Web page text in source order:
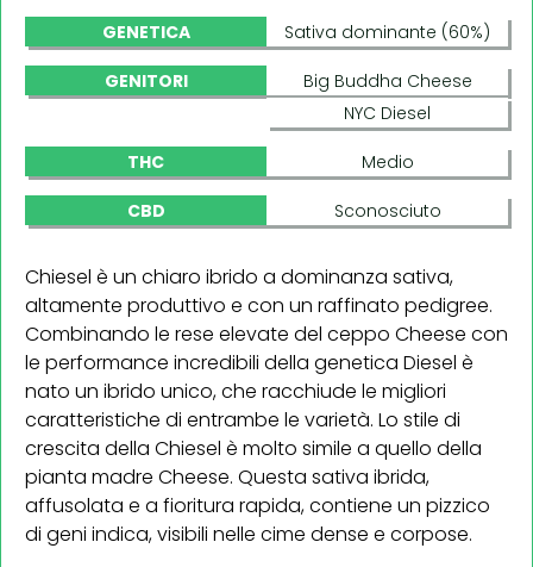
GENETICA Sativa dominante (60%)
GENITORI
Big Buddha Cheese
NYC Diesel
THC Medio
CBD Sconosciuto
Chiesel è un chiaro ibrido a dominanza sativa,
altamente produttivo e con un raffinato pedigree.
Combinando le rese elevate del ceppo Cheese con
le performance incredibili della genetica Diesel è
nato un ibrido unico, che racchiude le migliori
caratteristiche di entrambe le varietà. Lo stile di
crescita della Chiesel è molto simile a quello della
pianta madre Cheese. Questa sativa ibrida,
affusolata e a fioritura rapida, contiene un pizzico
di geni indica, visibili nelle cime dense e corpose.